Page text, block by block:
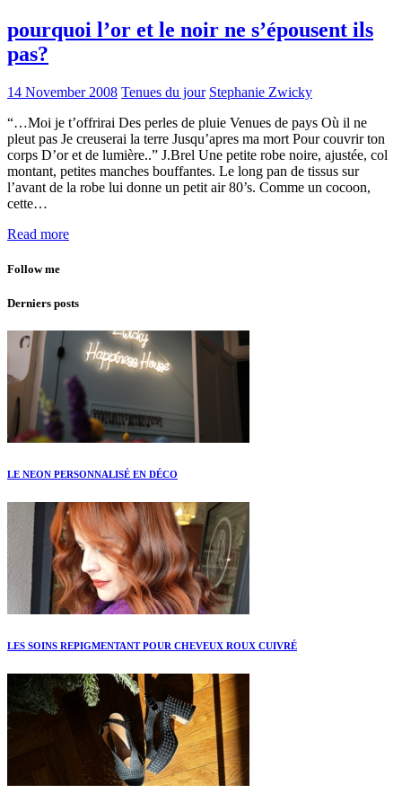
pourquoi l’or et le noir ne s’épousent ils
pas?
14 November 2008 Tenues du jour Stephanie Zwicky
“…Moi je t’offrirai Des perles de pluie Venues de pays Où il ne
pleut pas Je creuserai la terre Jusqu’apres ma mort Pour couvrir ton
corps D’or et de lumière..” J.Brel Une petite robe noire, ajustée, col
montant, petites manches bouffantes. Le long pan de tissus sur
l’avant de la robe lui donne un petit air 80’s. Comme un cocoon,
cette…
Read more
Follow me
Derniers posts
LE NEON PERSONNALISÉ EN DÉCO
LES SOINS REPIGMENTANT POUR CHEVEUX ROUX CUIVRÉ